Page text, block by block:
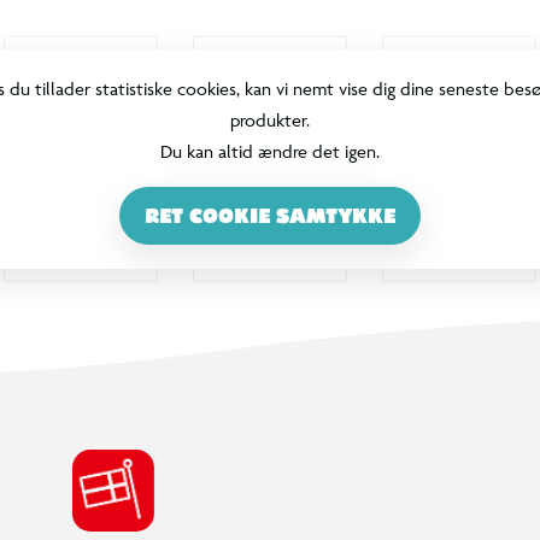
du tillader statistiske cookies, kan vi nemt vise dig dine seneste
produkter.
Du kan altid ændre det igen.
RET COOKIE SAMTYKKE